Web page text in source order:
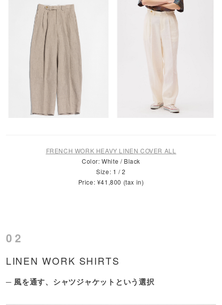
FRENCH WORK HEAVY LINEN COVER ALL
Color: White / Black
Size: 1 / 2
Price: ¥41,800 (tax in)
02
LINEN WORK SHIRTS
─ 風を通す、シャツジャケットという選択